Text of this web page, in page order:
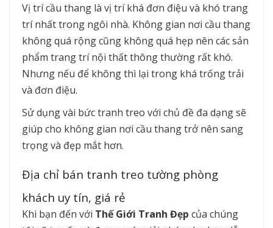
Vị trí cầu thang là vị trí khá đơn điệu và khó trang
trí nhất trong ngôi nhà. Không gian nơi cầu thang
không quá rộng cũng không quá hẹp nên các sản
phẩm trang trí nội thất thông thường rất khó.
Nhưng nếu để không thì lại trong khá trống trải
và đơn điệu.
Sử dụng vài bức tranh treo với chủ đề đa dạng sẽ
giúp cho không gian nơi cầu thang trở nên sang
trọng và đẹp mắt hơn.
Địa chỉ bán tranh treo tường phòng
khách uy tín, giá rẻ
Khi bạn đến với Thế Giới Tranh Đẹp của chúng